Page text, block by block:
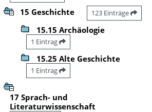
15 Geschichte 123 Einträge
15.15 Archäologie
1 Eintrag
15.25 Alte Geschichte
1 Eintrag
17 Sprach- und
Literaturwissenschaft